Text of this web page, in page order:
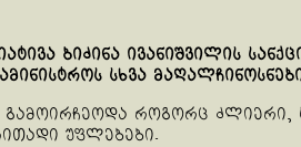
ბიძინა ივანიშვილის
სხვა
როგორც ძლიერი,
უფლებები.